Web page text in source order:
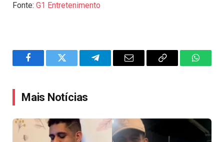
Fonte: G1 Entretenimento
FacebookTwitter TelegramEmail
Copy
Mais Notícias